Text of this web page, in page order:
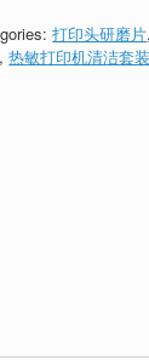
打印头研磨片
,热敏打印机清洁套装